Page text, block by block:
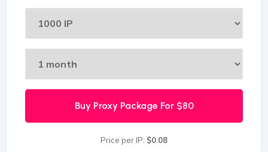
Buy Proxy Package For $80
Price per IP: $0.08